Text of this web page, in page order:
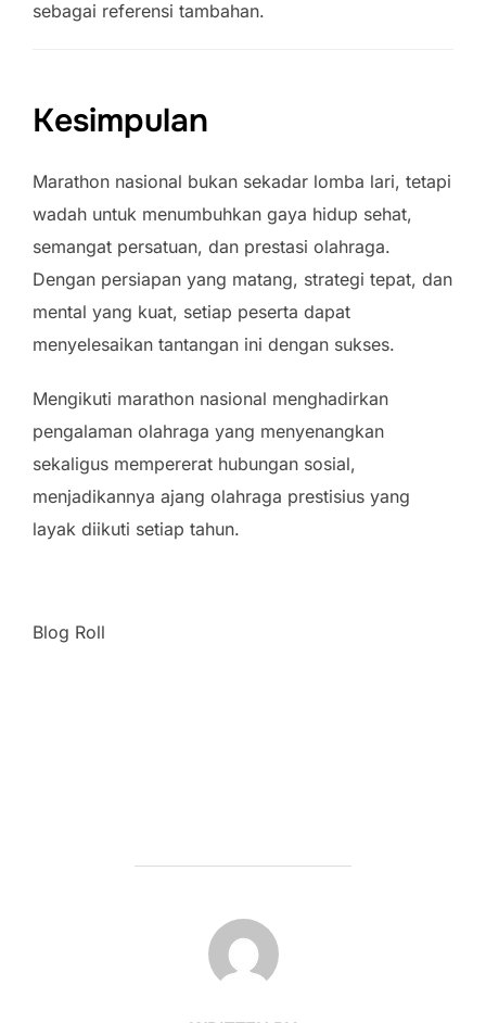
sebagai referensi tambahan.
Kesimpulan
Marathon nasional bukan sekadar lomba lari, tetapi
wadah untuk menumbuhkan gaya hidup sehat,
semangat persatuan, dan prestasi olahraga.
Dengan persiapan yang matang, strategi tepat, dan
mental yang kuat, setiap peserta dapat
menyelesaikan tantangan ini dengan sukses.
Mengikuti marathon nasional menghadirkan
pengalaman olahraga yang menyenangkan
sekaligus mempererat hubungan sosial,
menjadikannya ajang olahraga prestisius yang
layak diikuti setiap tahun.
Blog Roll
POST AUTHOR